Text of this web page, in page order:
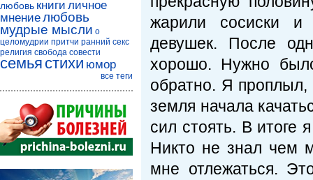
жарили сосиски и
девушек. После
хорошо. Нужно
обратно. Я проплыл,
земля начала
сил стоять. В итоге
Никто не знал чем
мне отлежаться.
любовь книги личное
мнениелюбовь
мудрые мысли о
целомудрии притчи ранний секс
религия свобода совести
семья стихи юмор
все теги